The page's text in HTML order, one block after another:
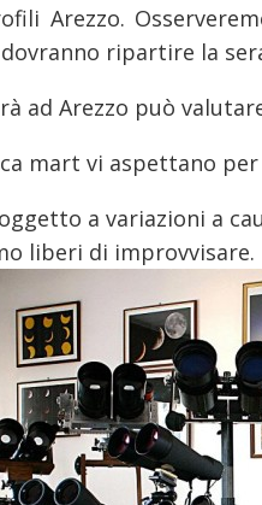
Arezzo.
ripartire la
ad Arezzo può
mart vi aspettano
a variazioni a
liberi di improvvisare.